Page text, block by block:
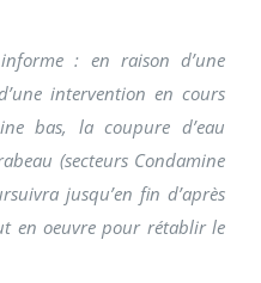
: en raison d’une
intervention en cours
bas, la coupure d’eau
(secteurs Condamine
jusqu’en fin d’après
en oeuvre pour rétablir le